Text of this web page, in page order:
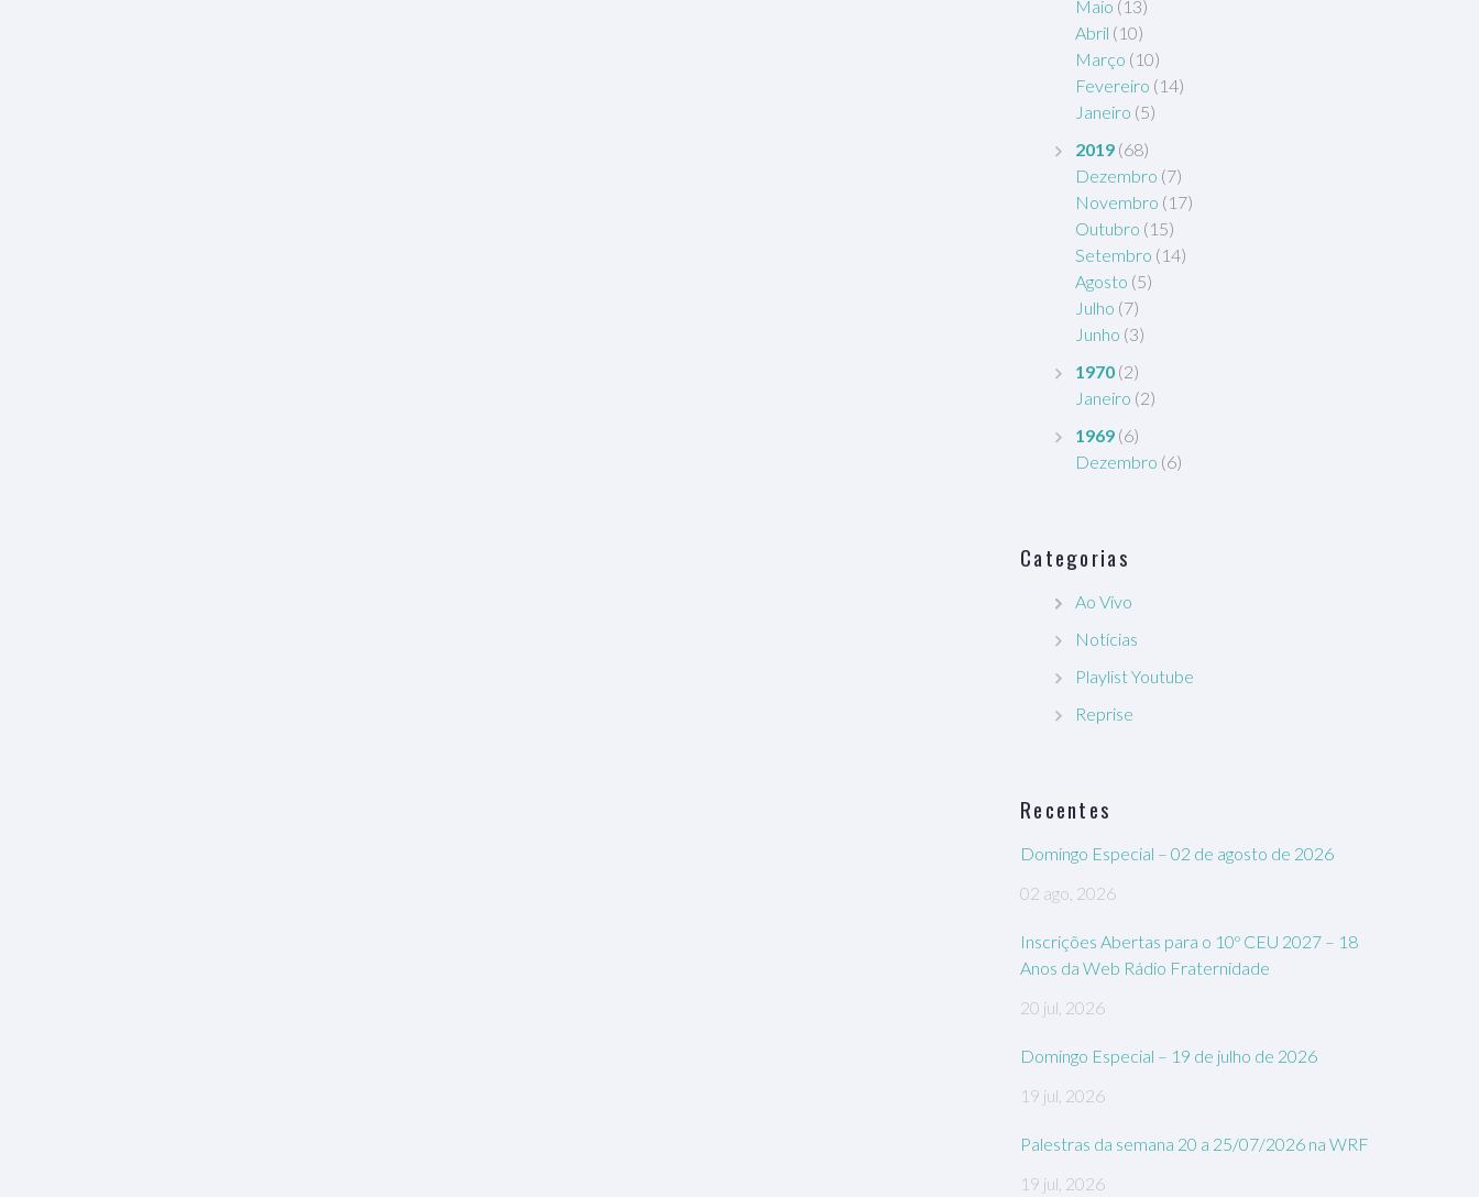
Maio (13)
Abril (10)
Março (10)
Fevereiro (14)
Janeiro (5)
2019 (68)
Dezembro (7)
Novembro (17)
Outubro (15)
Setembro (14)
Agosto (5)
Julho (7)
Junho (3)
1970 (2)
Janeiro (2)
1969 (6)
Dezembro (6)
Categorias
Ao Vivo
Notícias
Playlist Youtube
Reprise
Recentes
Domingo Especial – 02 de agosto de 2026
02 ago, 2026
Inscrições Abertas para o 10º CEU 2027 – 18
Anos da Web Rádio Fraternidade
20 jul, 2026
Domingo Especial – 19 de julho de 2026
19 jul, 2026
Palestras da semana 20 a 25/07/2026 na WRF
19 jul, 2026